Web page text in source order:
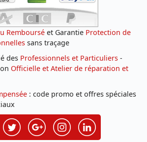
Remboursé et Garantie Protection de
sans traçage
des Professionnels et Particuliers -
Officielle et Atelier de réparation et
: code promo et offres spéciales